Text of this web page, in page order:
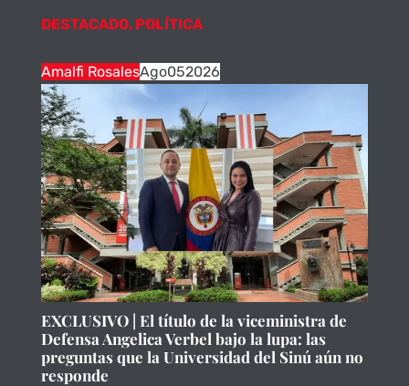
DESTACADO, POLÍTICA
Amalfi RosalesAgo052026
EXCLUSIVO | El título de la viceministra de
Defensa Angelica Verbel bajo la lupa: las
preguntas que la Universidad del Sinú aún no
responde